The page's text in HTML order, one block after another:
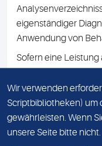
eigenständiger
Anwendung von
Sofern eine
Namen des
Fremdlaborleistung
Vereinbarung
Wir verwenden
Scriptbibliotheken) um
gewährleisten. Wenn
unsere Seite bitte nicht.